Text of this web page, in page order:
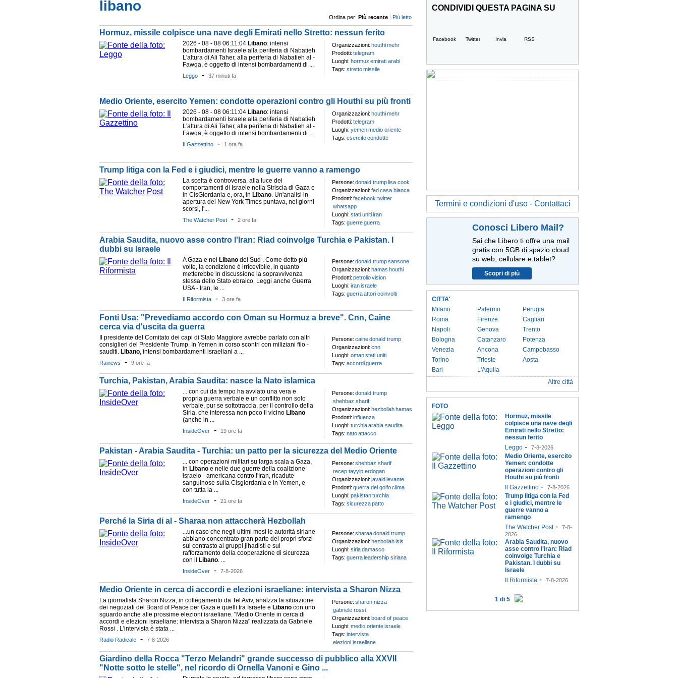
libano
Ordina per: Più recente Più letto
Hormuz, missile colpisce una nave degli Emirati nello Stretto: nessun ferito
2026 - 08 - 08 06:11:04 Libano: intensi
bombardamenti Israele alla periferia di Nabatieh
L'altura di Ali Taher, alla periferia di Nabatieh al -
Fawqa, è oggetto di intensi bombardamenti di ...
Leggo - 37 minuti fa
Organizzazioni: houthimehr
Prodotti: telegram
Luoghi: hormuz emirati arabi
Tags: strettomissile
Medio Oriente, esercito Yemen: condotte operazioni contro gli Houthi su più fronti
2026 - 08 - 08 06:11:04 Libano: intensi
bombardamenti Israele alla periferia di Nabatieh
L'altura di Ali Taher, alla periferia di Nabatieh al -
Fawqa, è oggetto di intensi bombardamenti di ...
Il Gazzettino - 1 ora fa
Organizzazioni: houthimehr
Prodotti: telegram
Luoghi: yemenmedio oriente
Tags: esercitocondotte
Trump litiga con la Fed e i giudici, mentre le guerre vanno a ramengo
La scelta è controversa, alla luce dei
comportamenti di Israele nella Striscia di Gaza e
in CisGiordania e, ora, in Libano. Un'analisi in
apertura del New York Times puntava, nei giorni
scorsi, l'...
The Watcher Post - 2 ore fa
Persone: donald trumplisa cook
Organizzazioni: fedcasa bianca
Prodotti: facebook twitter
whatsapp
Luoghi: stati unitiiran
Tags: guerreguerra
Arabia Saudita, nuovo asse contro l'Iran: Riad coinvolge Turchia e Pakistan. I
dubbi su Israele
A Gaza e nel Libano del Sud . Come detto più
volte, la condizione è irricevibile, in quanto
metterebbe in discussione la sopravvivenza
stessa dello Stato ebraico. Leggi anche Guerra
USA - Iran, le ...
Il Riformista - 3 ore fa
Persone: donald trumpsansone
Organizzazioni: hamas houthi
Prodotti: petroliovision
Luoghi: iranisraele
Tags: guerraattori coinvolti
Fonti Usa: "Prevediamo accordo con Oman su Hormuz a breve". Cnn, Caine
cerca via d'uscita da guerra
Il presidente del Comitato dei capi di Stato Maggiore avrebbe parlato con altri
consiglieri del Presidente Trump. In Yemen in corso scontri con miliziani filo -
sauditi. Libano, intensi bombardamenti israeliani a ...
Rainews - 9 ore fa
Persone: cainedonald trump
Organizzazioni: cnn
Luoghi: omanstati uniti
Tags: accordiguerra
Turchia, Pakistan, Arabia Saudita: nasce la Nato islamica
... con cui da tempo ha avviato una vera e
propria guerra verbale e un conflitto non solo
verbale, pur se sottotraccia, per il controllo della
Siria, che interessa non poco il vicino Libano
(anche in ...
InsideOver - 19 ore fa
Persone: donald trump
shehbaz sharif
Organizzazioni: hezbollahhamas
Prodotti: influenza
Luoghi: turchiaarabia saudita
Tags: natoattacco
Pakistan - Arabia Saudita - Turchia: un patto per la sicurezza del Medio Oriente
... con operazioni militari su larga scala a Gaza,
in Libano e nelle due guerre della coalizione
israelo - americana contro l'Iran, ricadute
sanguinose sulla Cisgiordania e in Yemen, e
con tutta la ...
InsideOver - 21 ore fa
Persone: shehbaz sharif
recep tayyip erdogan
Organizzazioni: javaidlevante
Prodotti: guerra del golfoclima
Luoghi: pakistanturchia
Tags: sicurezzapatto
Perché la Siria di al - Sharaa non attaccherà Hezbollah
...un caso che negli ultimi mesi le autorità siriane
abbiano concentrato gran parte dei propri sforzi
sul contrasto ai gruppi jihadisti e sul
rafforzamento della cooperazione di sicurezza
con il
Libano. ...
InsideOver - 7-8-2026
Persone: sharaadonald trump
Organizzazioni: hezbollahisis
Luoghi: siriadamasco
Tags: guerraleadership siriana
Medio Oriente in cerca di accordi e elezioni israeliane: intervista a Sharon Nizza
La giornalista Sharon Nizza, in collegamento da Tel Aviv, analzza la situazione
dei negoziati del Board of Peace per Gaza e quelli tra Israele e Libano con uno
sguardo anche alle prossime elezioni israeliane. "Medio Oriente in cerca di
accordi e elezioni israeliane: intervista a Sharon Nizza" realizzata da Gabriele
Rossi . L'intervista è stata ...
Radio Radicale - 7-8-2026
Persone: sharon nizza
gabriele rossi
Organizzazioni: board of peace
Luoghi: medio orienteisraele
Tags: intervista
elezioni israeliane
Giardino della Rocca "Terzo Melandri" grande successo di pubblico alla XXVII
"Notte sotto le stelle", nel ricordo di Ornella Vanoni e Gino ...
CONDIVIDI QUESTA PAGINA SU
Facebook Twitter Invia RSS
Termini e condizioni d'uso - Contattaci
Conosci Libero Mail?
Sai che Libero ti offre una mail
gratis con 5GB di spazio cloud
su web, cellulare e tablet?
Scopri di più
CITTA'
Milano
Roma
Napoli
Bologna
Venezia
Torino
Bari
Palermo
Firenze
Genova
Catanzaro
Ancona
Trieste
L'Aquila
Perugia
Cagliari
Trento
Potenza
Campobasso
Aosta
Altre città
FOTO
Hormuz, missile
colpisce una nave degli
Emirati nello Stretto:
nessun ferito
Leggo - 7-8-2026
Medio Oriente, esercito
Yemen: condotte
operazioni contro gli
Houthi su più fronti
Il Gazzettino - 7-8-2026
Trump litiga con la Fed
e i giudici, mentre le
guerre vanno a
ramengo
The Watcher Post-
7-8-
2026
Arabia Saudita, nuovo
asse contro l'Iran: Riad
coinvolge Turchia e
Pakistan. I dubbi su
Israele
Il Riformista - 7-8-2026
1 di 5